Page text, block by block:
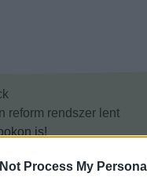
Process My
reform rendszer lent
is!
Tetszik 0